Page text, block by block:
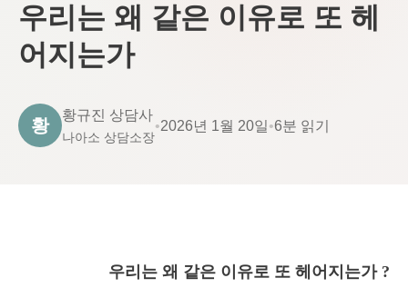
우리는 왜 같은 이유로 또 헤
어지는가
황
황규진 상담사
나아소 상담소장
•2026년 1월 20일•6분 읽기
우리는 왜 같은 이유로 또 헤어지는가 ?